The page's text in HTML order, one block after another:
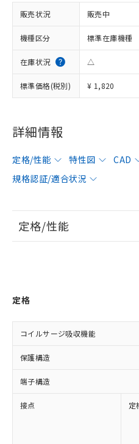
販売状況 販売中
機種区分 標準在庫機種
在庫状況 △
標準価格(税別) ¥ 1,820
詳細情報
定格/性能 特性図 CAD
規格認証/適合状況
定格/性能
定格
コイルサージ吸収機能
保護構造
端子構造
接点 定